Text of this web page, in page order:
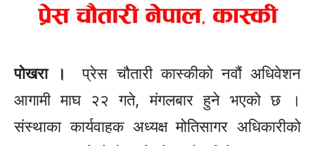
पोखरा ।
प्रेस चौतारी कास्कीको नवौं अधिवेशन
आगामी माघ २२ गते, मंगलबार हुने भएको छ ।
संस्थाका कार्यवाहक अध्यक्ष मोतिसागर अधिकारीको